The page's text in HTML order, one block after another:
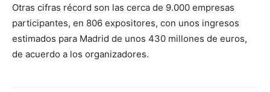
Otras cifras récord son las cerca de 9.000 empresas
participantes, en 806 expositores, con unos ingresos
estimados para Madrid de unos 430 millones de euros,
de acuerdo a los organizadores.